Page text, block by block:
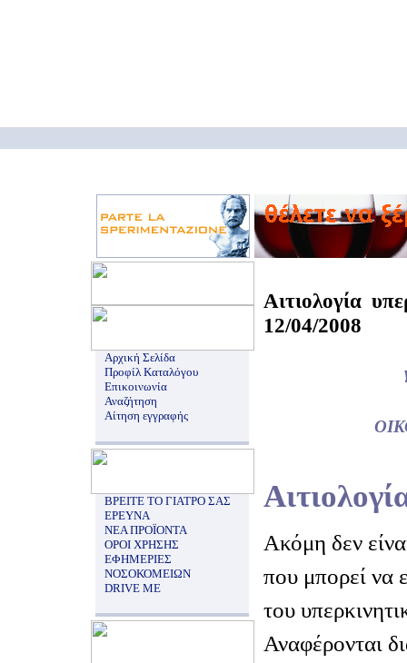
Αρχική Σελίδα
Προφίλ Καταλόγου
Επικοινωνία
Αναζήτηση
Αίτηση εγγραφής
ΒΡΕΙΤΕ ΤΟ ΓΙΑΤΡΟ ΣΑΣ
ΕΡΕΥΝΑ
ΝΕΑ ΠΡΟΪΟΝΤΑ
ΟΡΟΙ ΧΡΗΣΗΣ
ΕΦΗΜΕΡΙΕΣ
ΝΟΣΟΚΟΜΕΙΩΝ
DRIVE ME
Αιτιολογία
12/04/2008
Ακόμη δεν
που μπορεί να
του
Αναφέρονται